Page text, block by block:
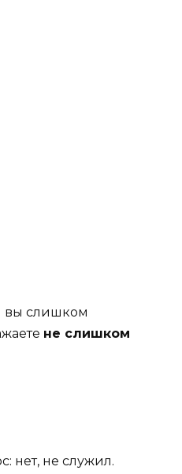
вы слишком
не слишком
нет, не служил.